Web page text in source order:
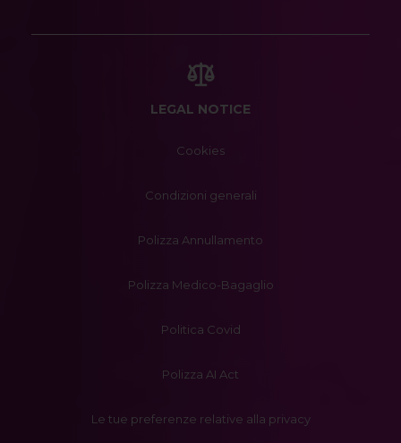
LEGAL NOTICE
Cookies
Condizioni generali
Polizza Annullamento
Polizza Medico-Bagaglio
Politica Covid
Polizza AI Act
Le tue preferenze relative alla privacy